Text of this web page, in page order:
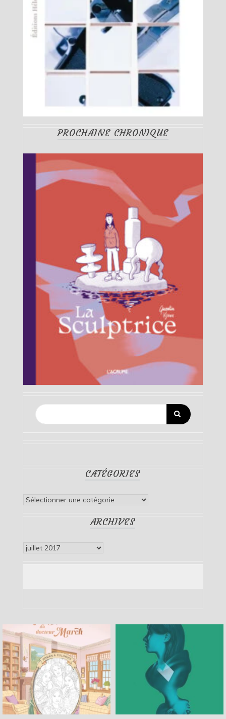
PROCHAINE CHRONIQUE
CATÉGORIES
Catégories
ARCHIVES
Archives